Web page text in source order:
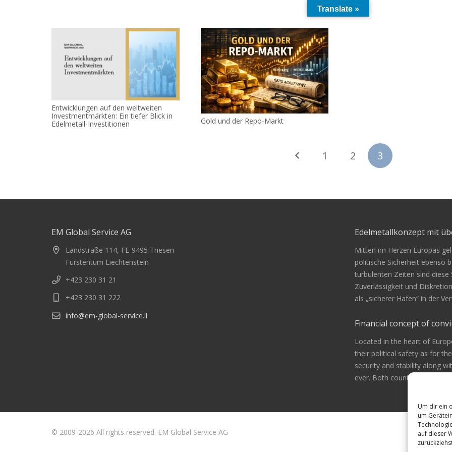
Um dir ein
um
auf dieser
Entwicklungen auf den weltweiten
Investmentmärkten: Ein tiefer Blick in
Edelmetall-Investitionen
Gold und der Repo-Markt
1 2 3
EM Global Service AG
Landstraße 114, FL-9495 Triesen
Fürstentum Liechtenstein
+423 230 31 21
+423 230 31 222
info@em-global-service.li
Edelmetallkonzept mit
Mitten im Herzen Europas
politische Sicherheit ebenso
turbulenten Zeiten sind
Zuverlässigkeit und
als „sicherer Hafen“ in der
Financial concept of
Located in the heart of
their political safety as for
security and stability along
ever. Both countries are
© 2009-2026 All rights reserved. EM Global Service AG
Translate »